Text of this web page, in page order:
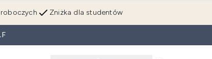
Zniżka dla studentów